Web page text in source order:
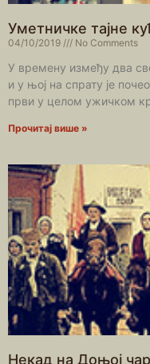
Уметничке тајне
04/10/2019 No Comments
У времену између два
и у њој на спрату је
први у целом ужичком
Прочитај више »
Некад на Доњој